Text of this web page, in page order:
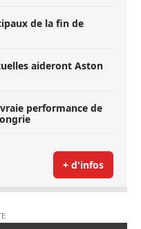
de la fin de
aideront Aston
performance de
+ d'infos